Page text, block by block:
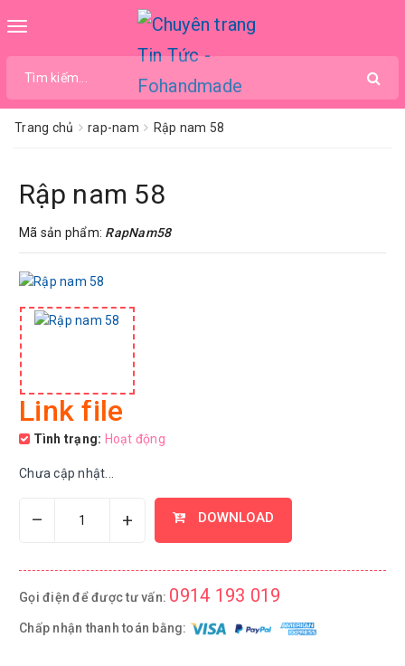
Toggle
Trang chủ rap-nam Rập nam 58
Rập nam 58
Mã sản phẩm: RapNam58
Link file
Tình trạng: Hoạt động
Chưa cập nhật...
– + DOWNLOAD
Gọi điện để được tư vấn: 0914 193 019
Chấp nhận thanh toán bằng: